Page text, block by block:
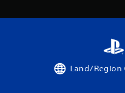
Land/Region